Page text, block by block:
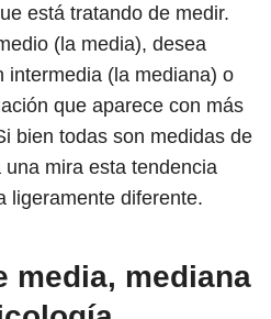
está tratando de medir.
(la media), desea
intermedia (la mediana) o
que aparece con más
bien todas son medidas de
mira esta tendencia
ligeramente diferente.
media, mediana